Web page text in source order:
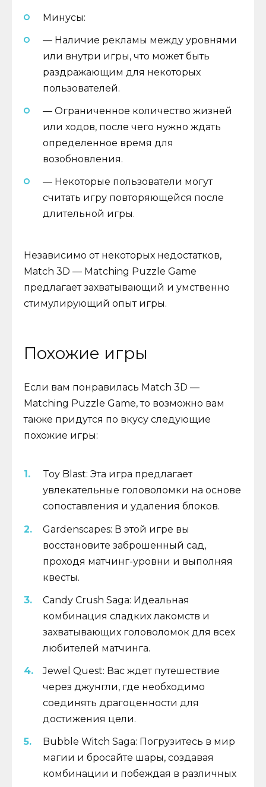
Минусы:
— Наличие рекламы между уровнями
или внутри игры, что может быть
раздражающим для некоторых
пользователей.
— Ограниченное количество жизней
или ходов, после чего нужно ждать
определенное время для
возобновления.
— Некоторые пользователи могут
считать игру повторяющейся после
длительной игры.
Независимо от некоторых недостатков,
Match 3D — Matching Puzzle Game
предлагает захватывающий и умственно
стимулирующий опыт игры.
Похожие игры
Если вам понравилась Match 3D —
Matching Puzzle Game, то возможно вам
также придутся по вкусу следующие
похожие игры:
Toy Blast: Эта игра предлагает
увлекательные головоломки на основе
сопоставления и удаления блоков.
Gardenscapes: В этой игре вы
восстановите заброшенный сад,
проходя матчинг-уровни и выполняя
квесты.
Candy Crush Saga: Идеальная
комбинация сладких лакомств и
захватывающих головоломок для всех
любителей матчинга.
Jewel Quest: Вас ждет путешествие
через джунгли, где необходимо
соединять драгоценности для
достижения цели.
Bubble Witch Saga: Погрузитесь в мир
магии и бросайте шары, создавая
комбинации и побеждая в различных